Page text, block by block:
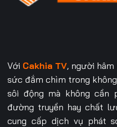
Với Cakhia TV, người
sức đắm chìm trong
sôi động mà không cần
đường truyền hay chất
cung cấp dịch vụ phát